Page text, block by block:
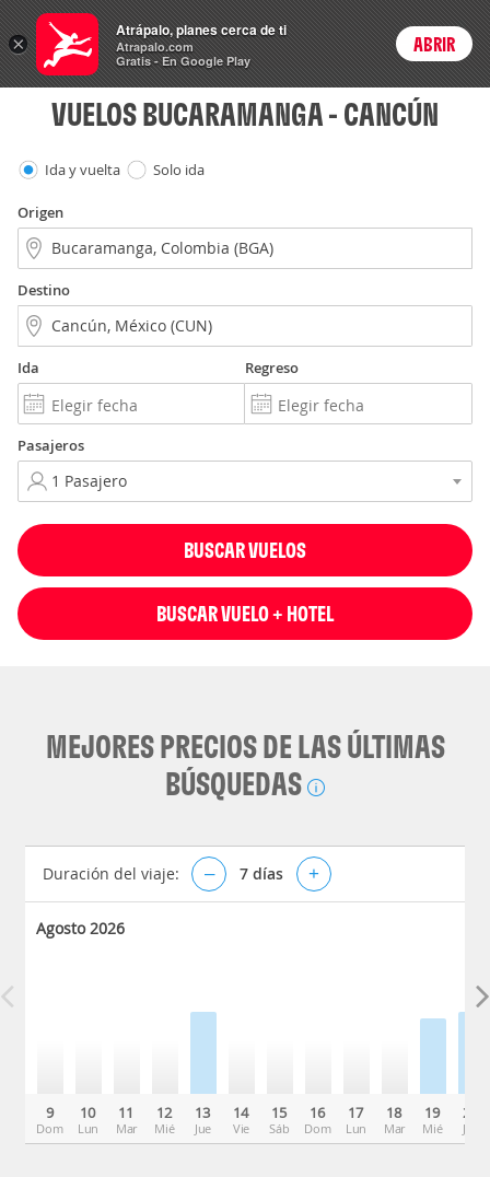
Vuelos Login
VUELOS BUCARAMANGA - CANCÚN
Ida y vuelta Solo ida
Origen
Destino
Ida Regreso
Pasajeros
BUSCAR VUELOS
BUSCAR VUELO + HOTEL
MEJORES PRECIOS DE LAS ÚLTIMAS
BÚSQUEDAS
Duración del viaje: – 7 días +
Agosto 2026
9
Dom
10
Lun
11
Mar
12
Mié
13
Jue
14
Vie
15
Sáb
16
Dom
17
Lun
18
Mar
19
Mié
20
Jue
×
Atrápalo, planes cerca de ti
Atrapalo.com
Gratis - En Google Play
ABRIR